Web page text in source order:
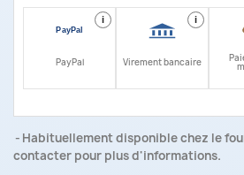
i
PayPal
i
Virement bancaire
Habituellement disponible chez le
contacter pour plus d'informations.